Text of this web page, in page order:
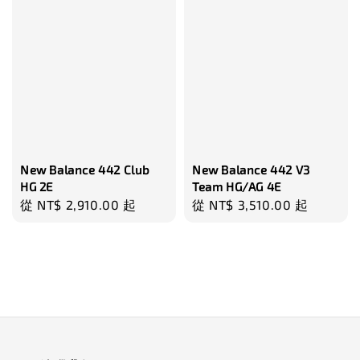
New Balance 442 Club
HG 2E
Regular
從 NT$ 2,910.00 起
New Balance 442 V3
Team HG/AG 4E
Regular
從 NT$ 3,510.00 起